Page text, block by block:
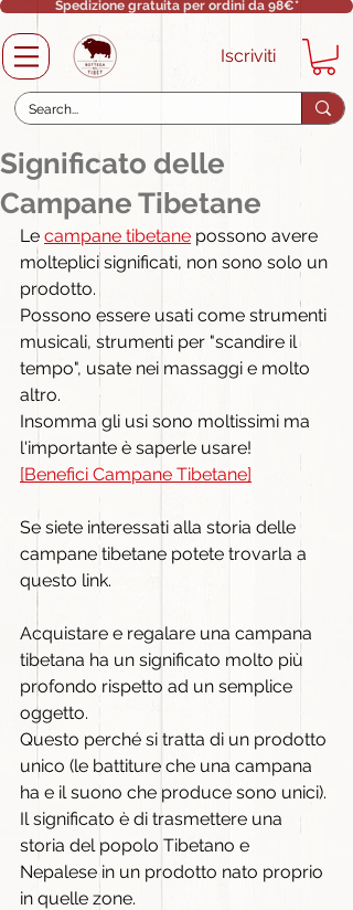
Spedizione gratuita per ordini da 98€*
Iscriviti
Significato delle
Campane Tibetane
Le campane tibetane possono avere
molteplici significati, non sono solo un
prodotto.
Possono essere usati come strumenti
musicali, strumenti per "scandire il
tempo", usate nei massaggi e molto
altro.
Insomma gli usi sono moltissimi ma
l'importante è saperle usare!
[Benefici Campane Tibetane]
Se siete interessati alla storia delle
campane tibetane potete trovarla a
questo link.
Acquistare e regalare una campana
tibetana ha un significato molto più
profondo rispetto ad un semplice
oggetto.
Questo perché si tratta di un prodotto
unico (le battiture che una campana
ha e il suono che produce sono unici).
Il significato è di trasmettere una
storia del popolo Tibetano e
Nepalese in un prodotto nato proprio
in quelle zone.